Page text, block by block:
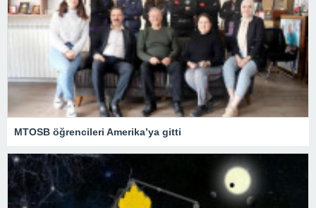
MTOSB öğrencileri Amerika’ya gitti